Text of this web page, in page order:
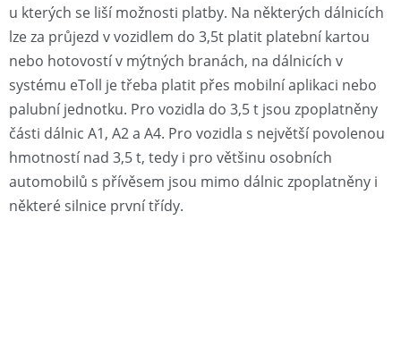
u kterých se liší možnosti platby. Na některých dálnicích
lze za průjezd v vozidlem do 3,5t platit platební kartou
nebo hotovostí v mýtných branách, na dálnicích v
systému eToll je třeba platit přes mobilní aplikaci nebo
palubní jednotku. Pro vozidla do 3,5 t jsou zpoplatněny
části dálnic A1, A2 a A4. Pro vozidla s největší povolenou
hmotností nad 3,5 t, tedy i pro většinu osobních
automobilů s přívěsem jsou mimo dálnic zpoplatněny i
některé silnice první třídy.